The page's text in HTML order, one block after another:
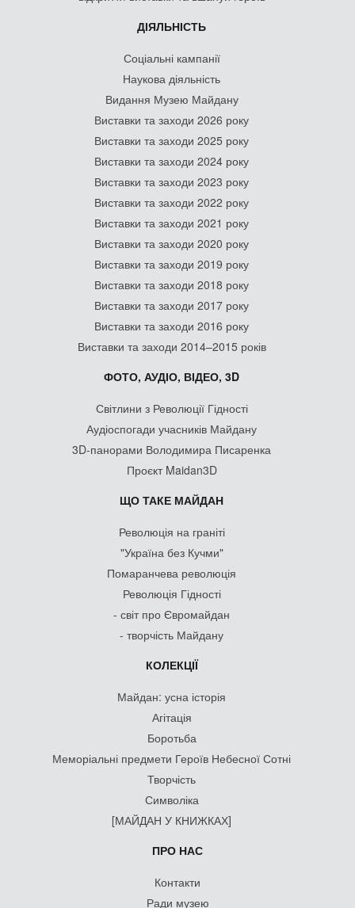
ДІЯЛЬНІСТЬ
Соціальні кампанії
Наукова діяльність
Видання Музею Майдану
Виставки та заходи 2026 року
Виставки та заходи 2025 року
Виставки та заходи 2024 року
Виставки та заходи 2023 року
Виставки та заходи 2022 року
Виставки та заходи 2021 року
Виставки та заходи 2020 року
Виставки та заходи 2019 року
Виставки та заходи 2018 року
Виставки та заходи 2017 року
Виставки та заходи 2016 року
Виставки та заходи 2014–2015 років
ФОТО, АУДІО, ВІДЕО, 3D
Світлини з Революції Гідності
Аудіоспогади учасників Майдану
3D-панорами Володимира Писаренка
Проєкт Maidan3D
ЩО ТАКЕ МАЙДАН
Революція на граніті
"Україна без Кучми"
Помаранчева революція
Революція Гідності
- світ про Євромайдан
- творчість Майдану
КОЛЕКЦІЇ
Майдан: усна історія
Агітація
Боротьба
Меморіальні предмети Героїв Небесної Сотні
Творчість
Символіка
[МАЙДАН У КНИЖКАХ]
ПРО НАС
Контакти
Ради музею